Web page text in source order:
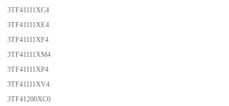
3TF41111XC4
3TF41111XE4
3TF41111XF4
3TF41111XM4
3TF41111XP4
3TF41111XV4
3TF41200XC0